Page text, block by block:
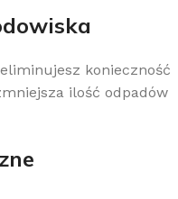
konieczność
ilość odpadów